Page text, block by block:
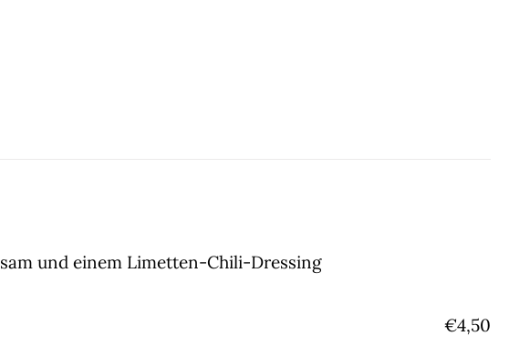
und einem Limetten-Chili-Dressing
€4,50